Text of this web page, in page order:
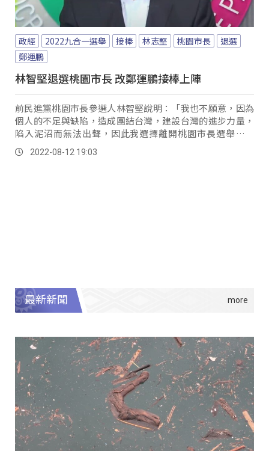
政經 2022九合一選舉 接棒 林志堅 桃園市長
退選
鄭運鵬
林智堅退選桃園市長 改鄭運鵬接棒上陣
前民進黨桃園市長參選人林智堅說明：「我也不願意，因為
個人的不足與缺陷，造成團結台灣，建設台灣的進步力量，
陷入泥沼而無法出聲，因此我選擇離開桃園市長選舉的戰
場，即將在另一個戰場捍衛自己的清白，我由衷地期...。
2022-08-12 19:03
最新新聞